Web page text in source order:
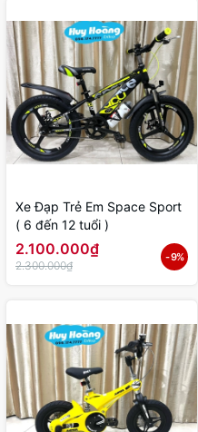
Xe Đạp Trẻ Em Space Sport
( 6 đến 12 tuổi )
2.100.000₫
2.300.000₫
- 9%